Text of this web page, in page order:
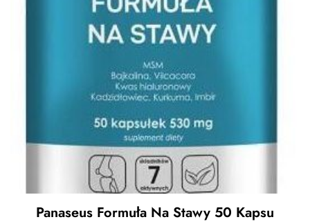
Panaseus Formuła Na Stawy 50 Kapsu